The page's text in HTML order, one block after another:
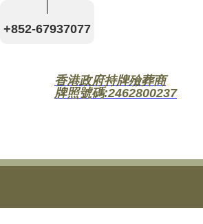
+852-67937077
香港政府持牌殮葬商
牌照號碼:2462800237